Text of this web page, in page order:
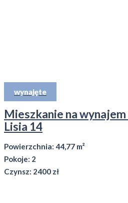
wynajęte
Mieszkanie na
Lisia 14
Powierzchnia: 44,77 m²
Pokoje: 2
Czynsz: 2400 zł